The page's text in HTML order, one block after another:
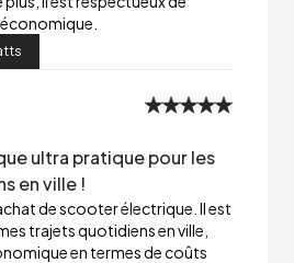
ultra pratique pour les
en ville !
de scooter électrique. Il est
trajets quotidiens en ville,
en termes de coûts